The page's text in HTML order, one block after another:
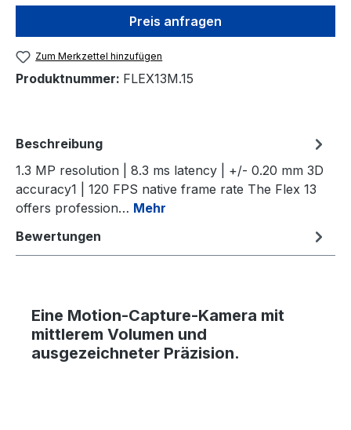
Preis anfragen
Zum Merkzettel hinzufügen
Produktnummer: FLEX13M.15
Beschreibung
1.3 MP resolution | 8.3 ms latency | +/- 0.20 mm 3D
accuracy1 | 120 FPS native frame rate The Flex 13
offers profession… Mehr
Bewertungen
Eine Motion-Capture-Kamera mit
mittlerem Volumen und
ausgezeichneter Präzision.